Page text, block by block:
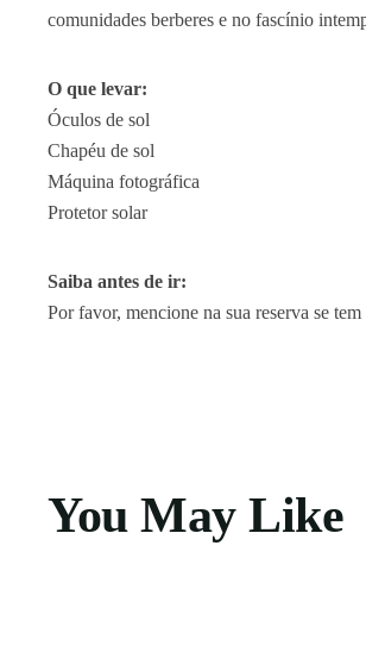
comunidades berberes e no fascínio
O que levar:
Óculos de sol
Chapéu de sol
Máquina fotográfica
Protetor solar
Saiba antes de ir:
Por favor, mencione na sua reserva se
You May Like